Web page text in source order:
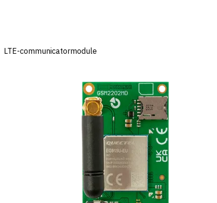
LTE-communicatormodule